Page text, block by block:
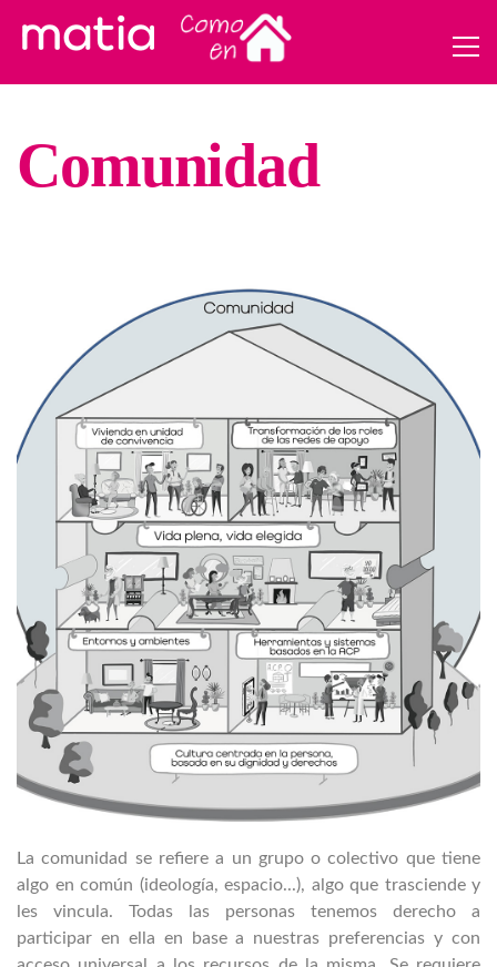
Comunidad
La comunidad se refiere a un grupo o colectivo que tiene
algo en común (ideología, espacio...), algo que trasciende y
les vincula. Todas las personas tenemos derecho a
participar en ella en base a nuestras preferencias y con